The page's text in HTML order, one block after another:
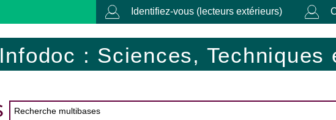
Identifiez-vous (lecteurs extérieurs)
Infodoc : Sciences, Techniques